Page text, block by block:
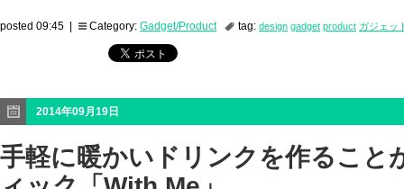
posted 09:45 | Category: Gadget/Product tag: design gadget product ガジェッ
2014年09月19日
手軽に暖かいドリンクを作ること